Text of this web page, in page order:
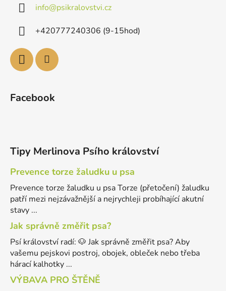
info@psikralovstvi.cz
+420777240306 (9-15hod)
Facebook
Tipy Merlinova Psího království
Prevence torze žaludku u psa
Prevence torze žaludku u psa Torze (přetočení) žaludku
patří mezi nejzávažnější a nejrychleji probíhající akutní
stavy ...
Jak správně změřit psa?
Psí království radí: 🐶 Jak správně změřit psa? Aby
vašemu pejskovi postroj, obojek, obleček nebo třeba
hárací kalhotky ...
VÝBAVA PRO ŠTĚNĚ